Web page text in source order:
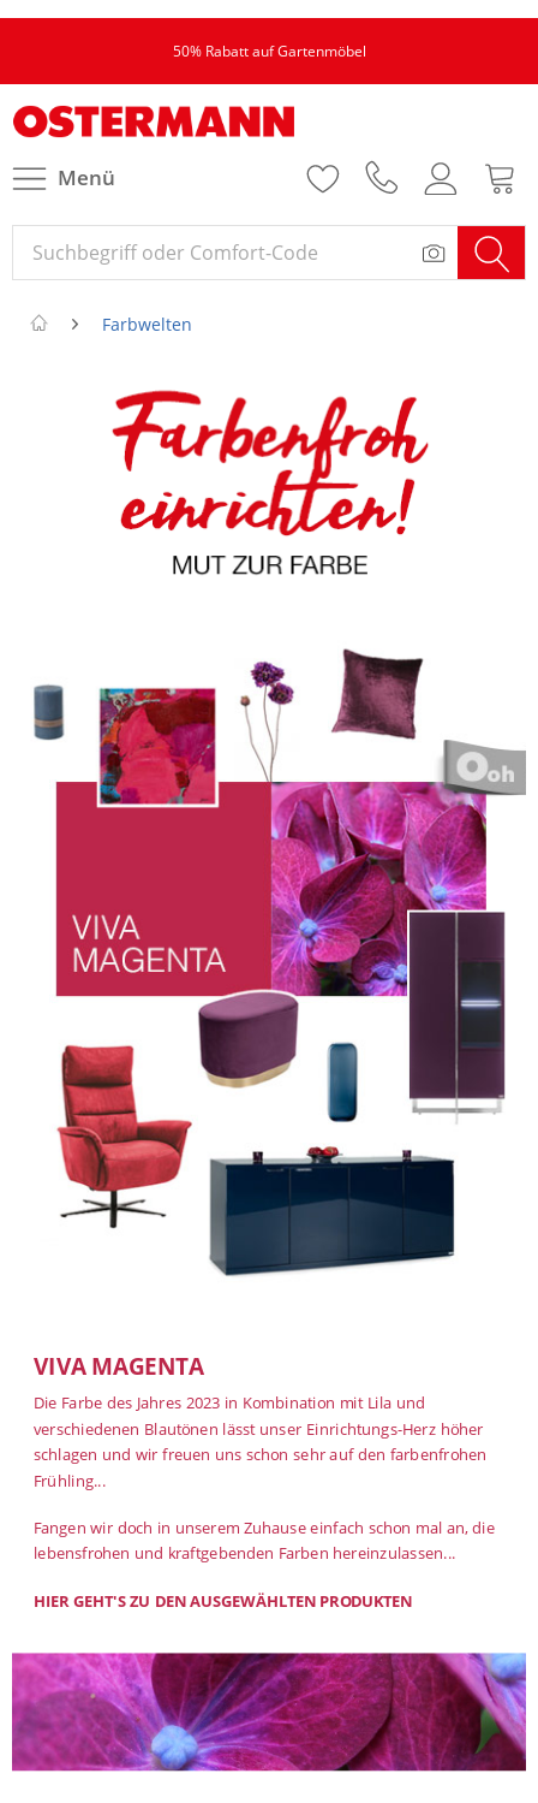
50% Rabatt auf Gartenmöbel
Menü
Farbwelten
VIVA MAGENTA
Die Farbe des Jahres 2023 in Kombination mit Lila und
verschiedenen Blautönen lässt unser Einrichtungs-Herz höher
schlagen und wir freuen uns schon sehr auf den farbenfrohen
Frühling...
Fangen wir doch in unserem Zuhause einfach schon mal an, die
lebensfrohen und kraftgebenden Farben hereinzulassen...
HIER GEHT'S ZU DENAUSGEWÄHLTEN PRODUKTEN